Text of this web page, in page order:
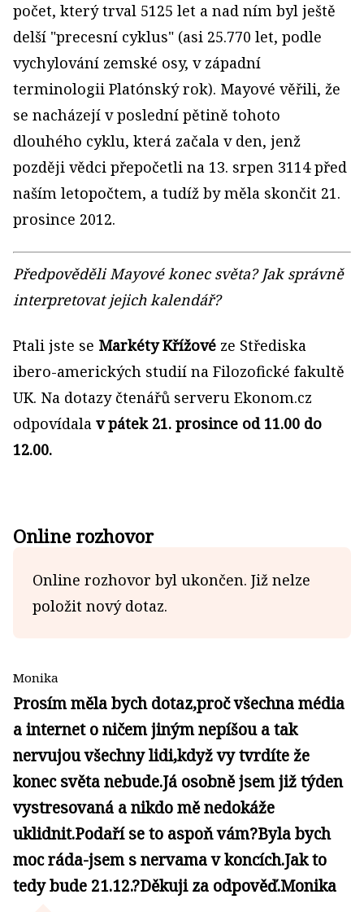
počet, který trval 5125 let a nad ním byl ještě
delší "precesní cyklus" (asi 25.770 let, podle
vychylování zemské osy, v západní
terminologii Platónský rok). Mayové věřili, že
se nacházejí v poslední pětině tohoto
dlouhého cyklu, která začala v den, jenž
později vědci přepočetli na 13. srpen 3114 před
naším letopočtem, a tudíž by měla skončit 21.
prosince 2012.
Předpověděli Mayové konec světa? Jak správně
interpretovat jejich kalendář?
Ptali jste se Markéty Křížové ze Střediska
ibero-amerických studií na Filozofické fakultě
UK. Na dotazy čtenářů serveru Ekonom.cz
odpovídala v pátek 21. prosince od 11.00 do
12.00.
Online rozhovor
Online rozhovor byl ukončen. Již nelze
položit nový dotaz.
Monika
Prosím měla bych dotaz,proč všechna média
a internet o ničem jiným nepíšou a tak
nervujou všechny lidi,když vy tvrdíte že
konec světa nebude.Já osobně jsem již týden
vystresovaná a nikdo mě nedokáže
uklidnit.Podaří se to aspoň vám?Byla bych
moc ráda-jsem s nervama v koncích.Jak to
tedy bude 21.12.?Děkuji za odpověď.Monika